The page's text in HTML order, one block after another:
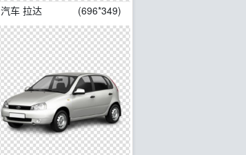
汽车 拉达 (696*349)